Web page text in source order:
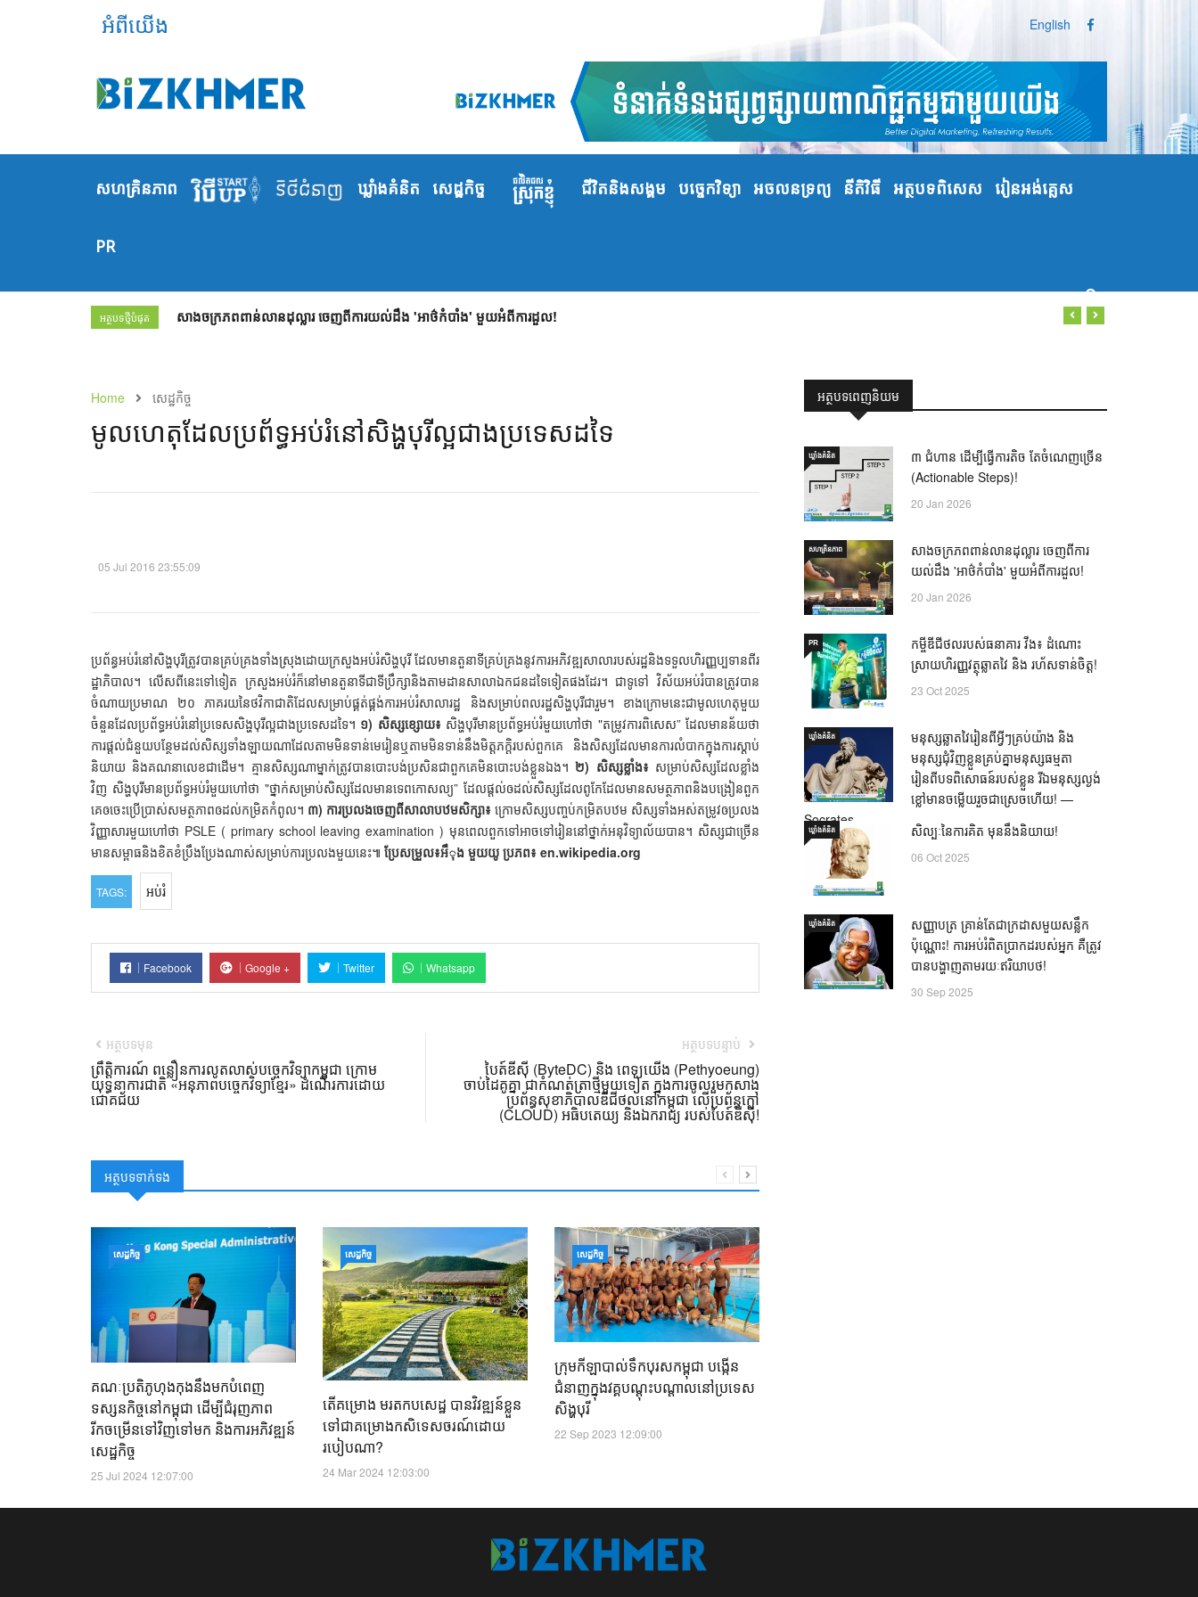
អំពីយើង English
សហគ្រិនភាព ឃ្លាំង​គំនិត សេដ្ឋកិច្ច ជីវិតនិងសង្គម បច្ចេកវិទ្យា អចលនទ្រព្យ នីតិវិធី អត្ថបទពិសេស រៀនអង់គ្លេស
PR
អត្ថបទថ្មីបំផុត សាងចក្រភពពាន់លានដុល្លារ ចេញពីការយល់ដឹង 'អាថ៌កំបាំង' មួយអំពីការដួល!
Home សេដ្ឋកិច្ច
មូលហេតុ​ដែល​ប្រព័ទ្ធអប់រំនៅ​សិង្ហបុរីល្អជាងប្រទេសដទៃ​​
05 Jul 2016 23:55:09
ប្រព័ន្ធអប់រំនៅសិង្ហបុរីត្រូវបានគ្រប់គ្រងទាំងស្រុងដោយក្រសួងអប់រំសិង្ហបុរី ដែលមានតួនាទីគ្រប់គ្រងនូវការអភិវឌ្ឍសាលារបស់រដ្ឋនិងទទួលហិរញ្ញប្បទានពីរ
ដ្ឋាភិបាល។ លើសពីនេះទៅទៀត ក្រសួងអប់រំក៏នៅមានតួនាទីជាទីប្រឹក្សានិងតាមដានសាលាឯកជនដទៃទៀតផងដែរ។ ជាទូទៅ វិស័យអប់រំបានត្រូវបាន
ចំណាយប្រមាណ ២០ ភាគរយនៃថវិកាជាតិដែលសម្រាប់ផ្គត់ផ្គង់ការអប់រំសាលារដ្ឋ និងសម្រាប់ពលរដ្ឋសិង្ហបុរីជារួម។ ខាងក្រោមនេះជាមូលហេតុមួយ
ចំនួនដែលប្រព័ទ្ធអប់រំនៅប្រទេសសិង្ហបុរីល្អជាងប្រទេសដទៃ។ ១) សិស្សខ្សោយ៖សិង្ហបុរីមានប្រព័ទ្ធអប់រំមួយហៅថា "តម្រូវការពិសេស” ដែលមានន័យថា
ការផ្តល់ជំនួយបន្ថែមដល់សិស្សទាំងឡាយណាដែលតាមមិនទាន់មេរៀនឬតាមមិនទាន់នឹងមិត្តភក្តិរបស់ពួកគេ និងសិស្សដែលមានការលំបាកក្នុងការស្ដាប់
និយាយ និងគណនាលេខជាដើម។ គ្មានសិស្សណាម្នាក់ត្រូវបានបោះបង់ប្រសិនជាពួកគេមិនបោះបង់ខ្លួនឯង។២) សិស្សខ្លាំង៖សម្រាប់សិស្សដែលខ្លាំង
វិញ សិង្ហបុរីមានប្រព័ទ្ធអប់រំមួយហៅថា "ថ្នាក់សម្រាប់សិស្សដែលមានទេពកោសល្យ” ដែលផ្តល់ឲដល់សិស្សដែលពូកែដែលមានសមត្ថភាពនិងបង្រៀនពួក
គេឲចេះប្រើប្រាស់សមត្ថភាពឲដល់កម្រិតកំពូល។ ៣) ការប្រលងចេញពីសាលាបឋមសិក្សា៖ ក្រោមសិស្សបញ្ចប់កម្រិតបឋម សិស្សទាំងអស់តម្រូវឲប្រលង
វិញ្ញាសារមួយហៅថា PSLE ( primary school leaving examination ) មុនពេលពួកទៅអាចទៅរៀននៅថ្នាក់អនុវិទ្យាល័យបាន។ សិស្សជាច្រើន
មានសម្ពាធនិងខិតខំប្រឹងប្រែងណាស់សម្រាប់ការប្រលងមួយនេះ៕ ប្រែសម្រួល៖អឹុង មួយយូ ប្រភព៖ en.wikipedia.org
TAGS: អប់រំ
Facebook Google + Twitter Whatsapp
អត្ថបទមុន
ព្រឹត្តិការណ៍ ពន្លឿនការលូតលាស់បច្ចេកវិទ្យាកម្ពុជា ក្រោម
យុទ្ធនាការជាតិ «អនុភាពបច្ចេកវិទ្យាខ្មែរ» ដំណើរការដោយ
ជោគជ័យ
អត្ថបទបន្ទាប់
បៃត៍ឌីស៊ី (ByteDC) និង ពេទ្យយើង (Pethyoeung)
ចាប់ដៃគូគ្នា ជាកំណត់ត្រាថ្មីមួយទៀត ក្នុងការចូលរួមកសាង
ប្រព័ន្ធសុខាភិបាលឌីជីថល​នៅកម្ពុជា លើប្រព័ន្ធក្លៅ
(CLOUD) អធិបតេយ្យ និងឯករាជ្យ របស់បៃត៍ឌីស៊ី!
អត្ថបទទាក់ទង
សេដ្ឋកិច្ច
គណៈប្រតិភូហុងកុងនឹងមកបំពេញ
ទស្សនកិច្ចនៅកម្ពុជា ដើម្បីជំរុញភាព
រីកចម្រើនទៅវិញទៅមក និងការអភិវឌ្ឍន៍
សេដ្ឋកិច្ច
25 Jul 2024 12:07:00
សេដ្ឋកិច្ច
តើគម្រោង មរតកបសេដ្ឋ​ បានវិវឌ្ឍន៍ខ្លួន
ទៅជាគម្រោងកសិទេសចរណ៍ដោយ
របៀប​ណា?
24 Mar 2024 12:03:00
សេដ្ឋកិច្ច
ក្រុមកីឡាបាល់ទឹកបុរសកម្ពុជា បង្កើន
ជំនាញក្នុងវគ្គបណ្តុះបណ្តាលនៅប្រទេស
សិង្ហបុរី
22 Sep 2023 12:09:00
អត្ថបទពេញនិយម
ឃ្លាំង​គំនិត
៣ ជំហាន ដើម្បីធ្វើការតិច តែចំណេញច្រើន
(Actionable Steps)!
20 Jan 2026
សហគ្រិនភាព
សាងចក្រភពពាន់លានដុល្លារ ចេញពីការ
យល់ដឹង 'អាថ៌កំបាំង' មួយអំពីការដួល!
20 Jan 2026
PR
កម្ចីឌីជីថលរបស់ធនាគារ វីង៖ ដំណោះ
ស្រាយហិរញ្ញវត្ថុឆ្លាតវៃ និង រហ័សទាន់ចិត្ត!
23 Oct 2025
ឃ្លាំង​គំនិត
មនុស្សឆ្លាតវៃរៀនពីអ្វីៗគ្រប់យ៉ាង និង
មនុស្សជុំវិញខ្លួនគ្រប់គ្នាមនុស្សធម្មតា
រៀនពីបទពិសោធន៍របស់ខ្លួន រីឯមនុស្សល្ងង់
ខ្លៅមានចម្លើយរួចជាស្រេចហើយ! —
Socrates
21 Oct 2025
ឃ្លាំង​គំនិត សិល្បៈនៃការគិត មុននឹងនិយាយ!
06 Oct 2025
ឃ្លាំង​គំនិត
សញ្ញាបត្រ គ្រាន់តែជាក្រដាសមួយសន្លឹក
ប៉ុណ្ណោះ! ការអប់រំពិតប្រាកដរបស់អ្នក គឺត្រូវ
បានបង្ហាញតាមរយៈឥរិយាបថ!
30 Sep 2025